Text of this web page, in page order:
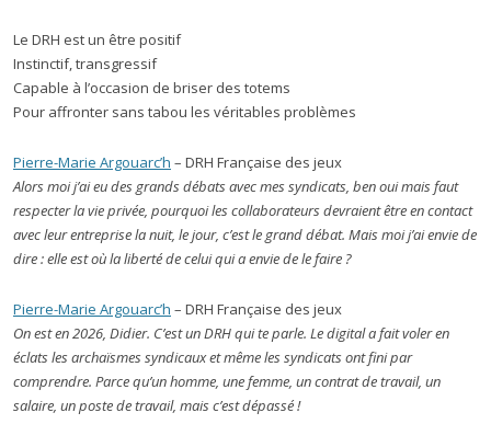
Le DRH est un être positif
Instinctif, transgressif
Capable à l’occasion de briser des totems
Pour affronter sans tabou les véritables problèmes
Pierre-Marie Argouarc’h – DRH Française des jeux
Alors moi j’ai eu des grands débats avec mes syndicats, ben oui mais faut
respecter la vie privée, pourquoi les collaborateurs devraient être en contact
avec leur entreprise la nuit, le jour, c’est le grand débat. Mais moi j’ai envie de
dire : elle est où la liberté de celui qui a envie de le faire ?
Pierre-Marie Argouarc’h – DRH Française des jeux
On est en 2026, Didier. C’est un DRH qui te parle. Le digital a fait voler en
éclats les archaïsmes syndicaux et même les syndicats ont fini par
comprendre. Parce qu’un homme, une femme, un contrat de travail, un
salaire, un poste de travail, mais c’est dépassé !